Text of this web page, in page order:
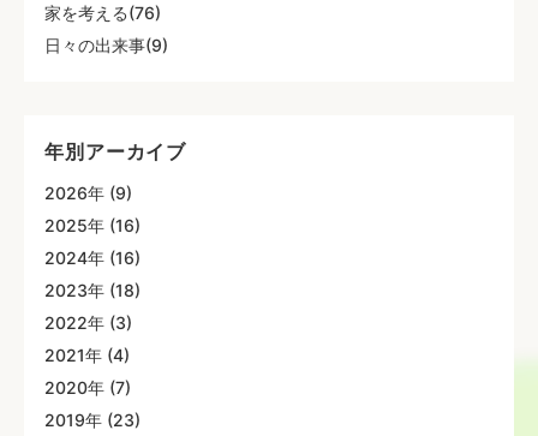
家を考える(76)
日々の出来事(9)
年別アーカイブ
2026年 (9)
2025年 (16)
2024年 (16)
2023年 (18)
2022年 (3)
2021年 (4)
2020年 (7)
2019年 (23)